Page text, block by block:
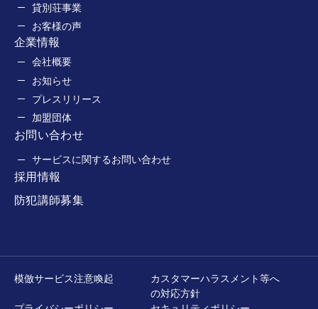
貸別荘事業
お客様の声
企業情報
会社概要
お知らせ
プレスリリース
加盟団体
お問い合わせ
サービスに関するお問い合わせ
採用情報
防犯講師募集
模倣サービス注意喚起
カスタマーハラスメント等へ
の対応方針